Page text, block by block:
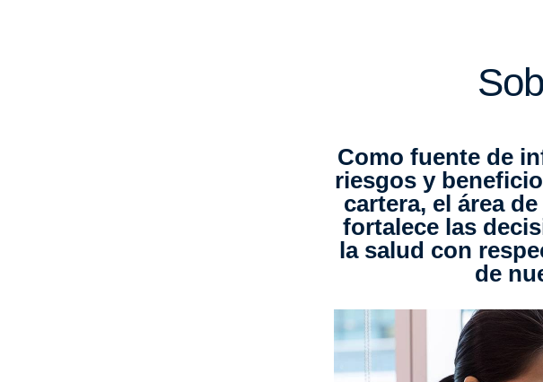
Como fuente de
riesgos y
cartera, el área
fortalece las
la salud con
de